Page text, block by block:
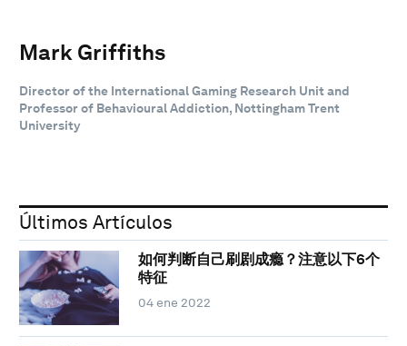
Mark Griffiths
Director of the International Gaming Research Unit and
Professor of Behavioural Addiction, Nottingham Trent
University
Últimos Artículos
如何判断自己刷剧成瘾？注意以下6个
特征
04 ene 2022